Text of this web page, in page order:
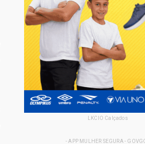
LKCIO Calçados
- APP MULHER SEGURA -